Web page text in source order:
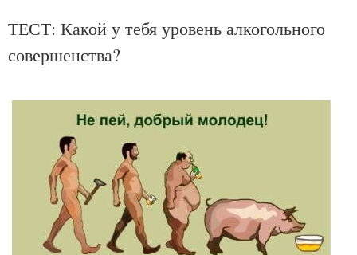
ТЕСТ: Какой у тебя уровень алкогольного
совершенства?